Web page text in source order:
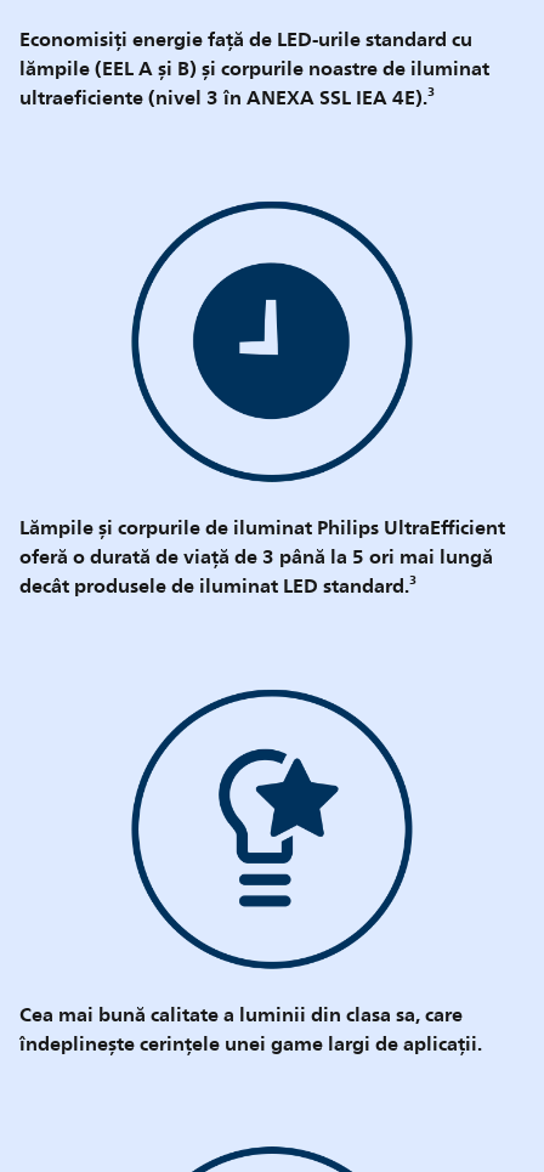
Economisiți energie față de LED-urile standard cu
lămpile (EEL A și B) și corpurile noastre de iluminat
ultraeficiente (nivel 3 în ANEXA SSL IEA 4E).³
Lămpile și corpurile de iluminat Philips UltraEfficient
oferă o durată de viață de 3 până la 5 ori mai lungă
decât produsele de iluminat LED standard.³
Cea mai bună calitate a luminii din clasa sa, care
îndeplinește cerințele unei game largi de aplicații.